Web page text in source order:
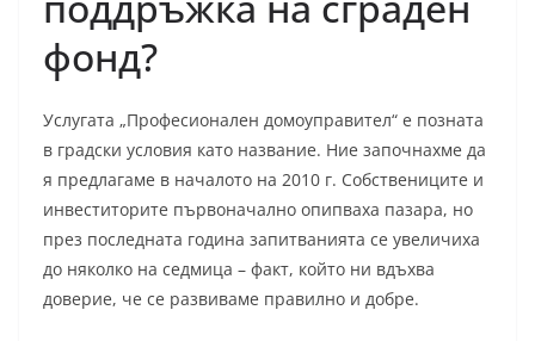
фонд?
Услугата „Професионален домоуправител“ е позната
в градски условия като название. Ние започнахме да
я предлагаме в началото на 2010 г. Собствениците и
инвеститорите първоначално опипваха пазара, но
през последната година запитванията се увеличиха
до няколко на седмица – факт, който ни вдъхва
доверие, че се развиваме правилно и добре.